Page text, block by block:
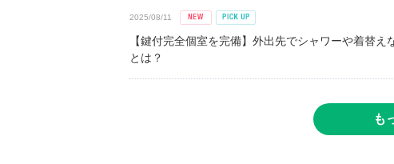
2025/08/11
【鍵付完全個室を完備】外出先でシャワーや着替
とは？
も